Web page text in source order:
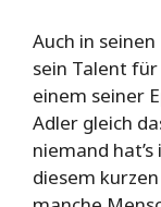
Auch in
sein Talent
einem seiner
Adler gleich
niemand
diesem